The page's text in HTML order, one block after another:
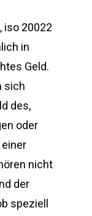
iso 20022
in
Geld.
sich
des,
oder
nicht
der
speziell